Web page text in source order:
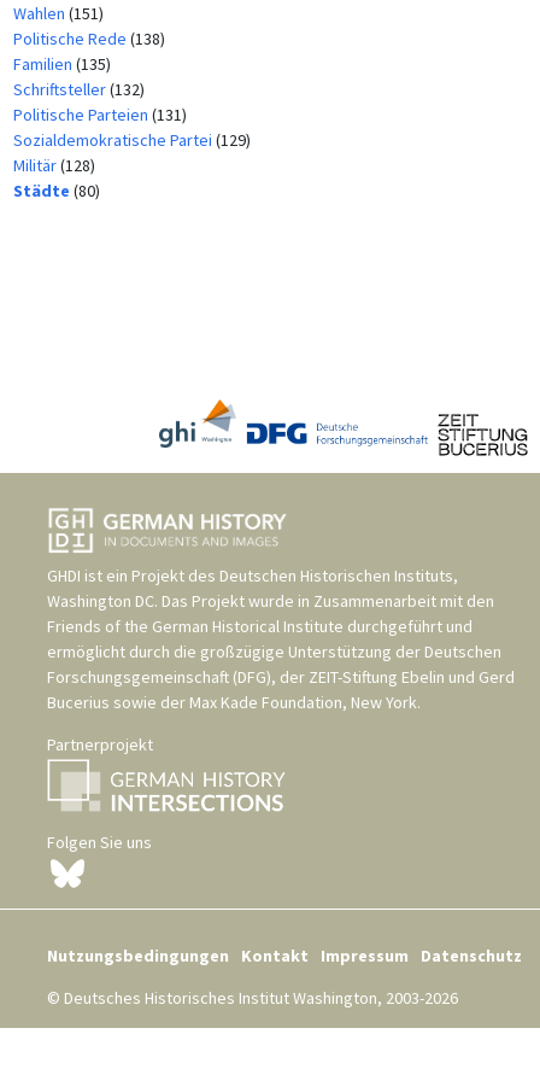
Wahlen (151)
Politische Rede (138)
Familien (135)
Schriftsteller(132)
Politische Parteien (131)
Sozialdemokratische Partei (129)
Militär(128)
Städte (80)
GHDI ist ein Projekt des Deutschen Historischen Instituts,
Washington DC. Das Projekt wurde in Zusammenarbeit mit den
Friends of the German Historical Institute durchgeführt und
ermöglicht durch die großzügige Unterstützung der Deutschen
Forschungsgemeinschaft (DFG), der ZEIT-Stiftung Ebelin und Gerd
Bucerius sowie der Max Kade Foundation, New York.
Partnerprojekt
Folgen Sie uns
Nutzungsbedingungen Kontakt Impressum
Datenschutz
© Deutsches Historisches Institut Washington, 2003-2026